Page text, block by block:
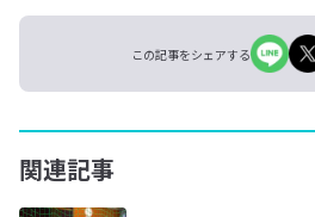
この記事をシェアする
関連記事